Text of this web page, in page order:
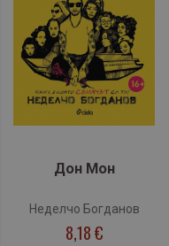
Дон Мон
Неделчо Богданов
8,18 €